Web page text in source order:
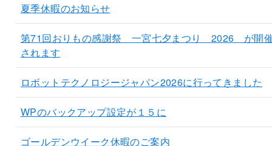
夏季休暇のお知らせ
第71回おりもの感謝祭 一宮七夕まつり 2026 が開
されます
ロボットテクノロジージャパン2026に行ってきました
WPのバックアップ設定が１５に
ゴールデンウイーク休暇のご案内